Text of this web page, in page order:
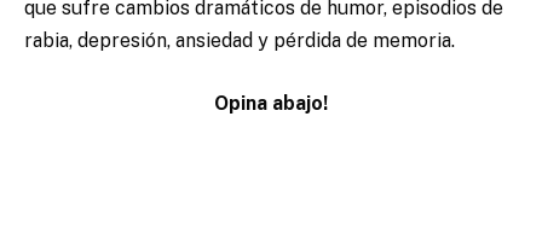
que sufre cambios dramáticos de humor, episodios de
rabia, depresión, ansiedad y pérdida de memoria.
Opina abajo!